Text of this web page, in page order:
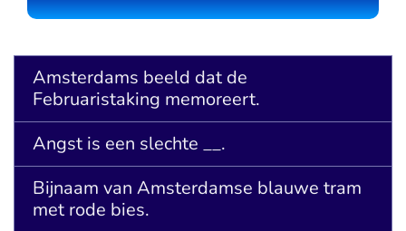
Amsterdams beeld dat de
Februaristaking memoreert.
Angst is een slechte __.
Bijnaam van Amsterdamse blauwe tram
met rode bies.